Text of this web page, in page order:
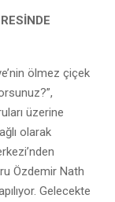
ölmez çiçek
üzerine
olarak
Özdemir Nath
Gelecekte